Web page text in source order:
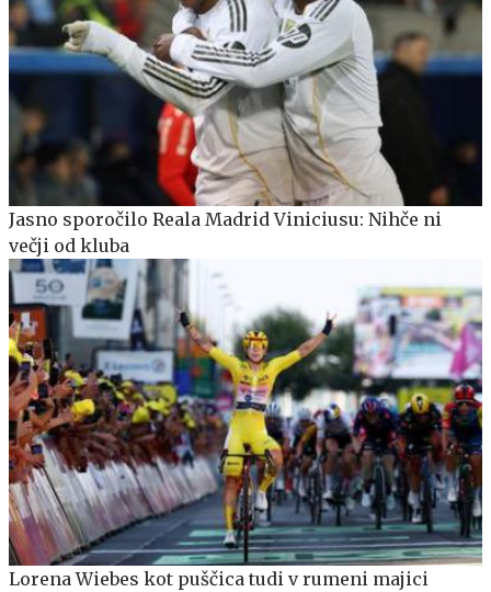
Jasno sporočilo Reala Madrid Viniciusu: Nihče ni
večji od kluba
Lorena Wiebes kot puščica tudi v rumeni majici